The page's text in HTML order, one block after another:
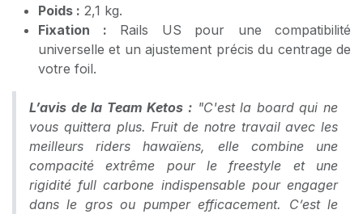
Poids : 2,1 kg.
Fixation : Rails US pour une compatibilité
universelle et un ajustement précis du centrage de
votre foil.
L’avis de la Team Ketos : "C'est la board qui ne
vous quittera plus. Fruit de notre travail avec les
meilleurs riders hawaïens, elle combine une
compacité extrême pour le freestyle et une
rigidité full carbone indispensable pour engager
dans le gros ou pumper efficacement. C’est le